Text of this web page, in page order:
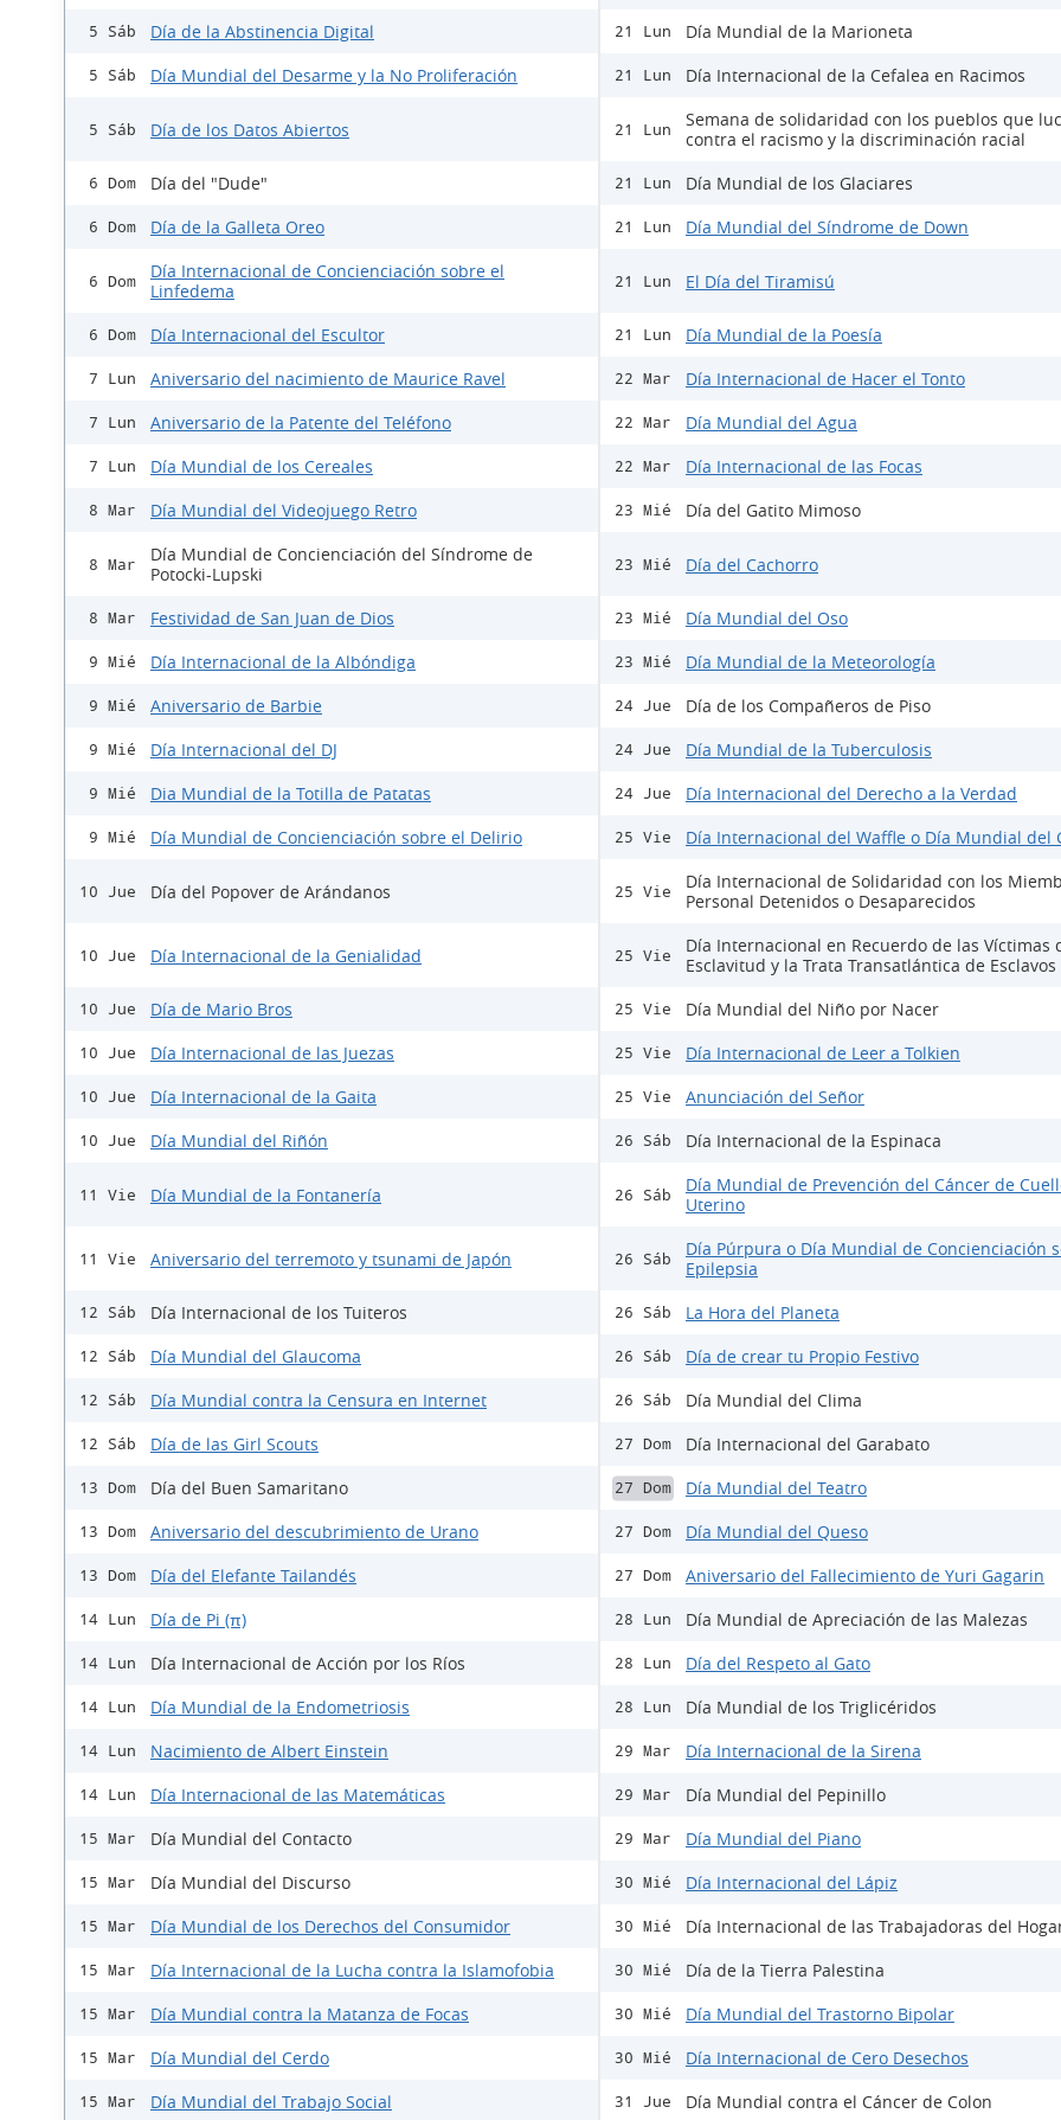
5 Sáb Día de la Abstinencia Digital
5 Sáb Día Mundial del Desarme y la No Proliferación
5 Sáb Día de los Datos Abiertos
6 Dom Día del "Dude"
6 Dom Día de la Galleta Oreo
6 Dom
Día Internacional de Concienciación sobre el
Linfedema
6 Dom Día Internacional del Escultor
7 Lun Aniversario del nacimiento de Maurice Ravel
7 Lun Aniversario de la Patente del Teléfono
7 Lun Día Mundial de los Cereales
8 Mar Día Mundial del Videojuego Retro
8 Mar
Día Mundial de Concienciación del Síndrome de
Potocki-Lupski
8 Mar Festividad de San Juan de Dios
9 Mié Día Internacional de la Albóndiga
9 Mié Aniversario de Barbie
9 Mié Día Internacional del DJ
9 Mié Dia Mundial de la Totilla de Patatas
9 Mié Día Mundial de Concienciación sobre el Delirio
10 Jue Día del Popover de Arándanos
10 Jue Día Internacional de la Genialidad
10 Jue Día de Mario Bros
10 Jue Día Internacional de las Juezas
10 Jue Día Internacional de la Gaita
10 Jue Día Mundial del Riñón
11 Vie Día Mundial de la Fontanería
11 Vie Aniversario del terremoto y tsunami de Japón
12 Sáb Día Internacional de los Tuiteros
12 Sáb Día Mundial del Glaucoma
12 Sáb Día Mundial contra la Censura en Internet
12 Sáb Día de las Girl Scouts
13 Dom Día del Buen Samaritano
13 Dom Aniversario del descubrimiento de Urano
13 Dom Día del Elefante Tailandés
14 Lun Día de Pi (π)
14 Lun Día Internacional de Acción por los Ríos
14 Lun Día Mundial de la Endometriosis
14 Lun Nacimiento de Albert Einstein
14 Lun Día Internacional de las Matemáticas
15 Mar Día Mundial del Contacto
15 Mar Día Mundial del Discurso
15 Mar Día Mundial de los Derechos del Consumidor
15 Mar Día Internacional de la Lucha contra la Islamofobia
15 Mar Día Mundial contra la Matanza de Focas
15 Mar Día Mundial del Cerdo
15 Mar Día Mundial del Trabajo Social
21 Lun Día Mundial de la Marioneta
21 Lun Día Internacional de la Cefalea en Racimos
21 Lun
Semana de solidaridad con los pueblos que
contra el racismo y la discriminación racial
21 Lun Día Mundial de los Glaciares
21 Lun Día Mundial del Síndrome de Down
21 Lun El Día del Tiramisú
21 Lun Día Mundial de la Poesía
22 Mar Día Internacional de Hacer el Tonto
22 Mar Día Mundial del Agua
22 Mar Día Internacional de las Focas
23 Mié Día del Gatito Mimoso
23 Mié Día del Cachorro
23 Mié Día Mundial del Oso
23 Mié Día Mundial de la Meteorología
24 Jue Día de los Compañeros de Piso
24 Jue Día Mundial de la Tuberculosis
24 Jue Día Internacional del Derecho a la Verdad
25 Vie Día Internacional del Waffle o Día Mundial del
25 Vie
Día Internacional de Solidaridad con los
Personal Detenidos o Desaparecidos
25 Vie
Día Internacional en Recuerdo de las Víctimas
Esclavitud y la Trata Transatlántica de Esclavos
25 Vie Día Mundial del Niño por Nacer
25 Vie Día Internacional de Leer a Tolkien
25 Vie Anunciación del Señor
26 Sáb Día Internacional de la Espinaca
26 Sáb
Día Mundial de Prevención del Cáncer de
Uterino
26 Sáb
Día Púrpura o Día Mundial de Concienciación
Epilepsia
26 Sáb La Hora del Planeta
26 Sáb Día de crear tu Propio Festivo
26 Sáb Día Mundial del Clima
27 Dom Día Internacional del Garabato
27 Dom Día Mundial del Teatro
27 Dom Día Mundial del Queso
27 Dom Aniversario del Fallecimiento de Yuri Gagarin
28 Lun Día Mundial de Apreciación de las Malezas
28 Lun Día del Respeto al Gato
28 Lun Día Mundial de los Triglicéridos
29 Mar Día Internacional de la Sirena
29 Mar Día Mundial del Pepinillo
29 Mar Día Mundial del Piano
30 Mié Día Internacional del Lápiz
30 Mié Día Internacional de las Trabajadoras del
30 Mié Día de la Tierra Palestina
30 Mié Día Mundial del Trastorno Bipolar
30 Mié Día Internacional de Cero Desechos
31 Jue Día Mundial contra el Cáncer de Colon